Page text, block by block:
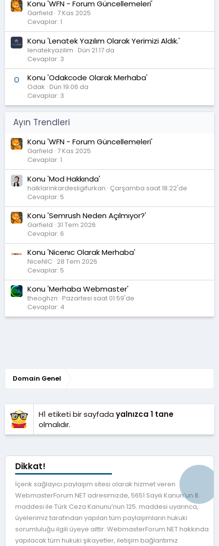
Konu 'WFN - Forum Güncellemeleri'
Garfield 7 Kas 2025
Cevaplar: 1
Konu 'Lenatek Yazılım Olarak Yerimizi Aldık.'
lenatekyazilim Dün 21:17 da
Cevaplar: 3
Konu 'Odakcode Olarak Merhaba'
Odak Dün 19:06 da
Cevaplar: 3
Ayın Trendleri
Konu 'WFN - Forum Güncellemeleri'
Garfield 7 Kas 2025
Cevaplar: 1
Konu 'Mod Hakkında'
halklarinkardesligifurkan Çarşamba saat 18:22'de
Cevaplar: 5
Konu 'Semrush Neden Açılmıyor?'
Garfield 31 Tem 2026
Cevaplar: 6
Konu 'Nicenıc Olarak Merhaba'
NiceNIC 28 Tem 2026
Cevaplar: 5
Konu 'Merhaba Webmaster'
theoghzn Pazartesi saat 01:59'de
Cevaplar: 4
Domain Genel
H1 etiketi bir sayfada yalnızca 1 tane
olmalıdır.
Dikkat!
İçerik sağlayıcı paylaşım sitesi olarak hizmet veren
WebmasterForum.NET adresimizde, 5651 Sayılı Kanun’un 8.
maddesi ile Türk Ceza Kanunu’nun 125. maddesi uyarınca,
üyelerimiz tarafından yapılan tüm paylaşımların hukuki
sorumluluğu ilgili üyeye aittir. WebmasterForum.NET hakkında
yapılacak tüm hukuki şikayetler, iletişim bağlantımız